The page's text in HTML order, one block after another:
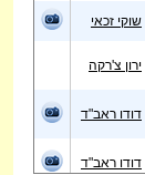
שוקי זכאי
ירון צ'רקה
דודו ראב"ד
דודו ראב"ד